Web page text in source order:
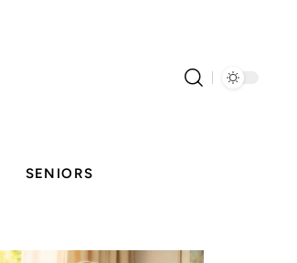
SENIORS